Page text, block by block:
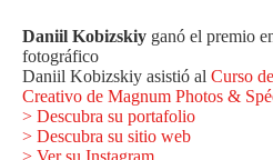
Daniil Kobizskiy ganó el premio
fotográfico
Daniil Kobizskiy asistió al Curso
Creativo de Magnum Photos &
> Descubra su portafolio
> Descubra su sitio web
> Ver su Instagram